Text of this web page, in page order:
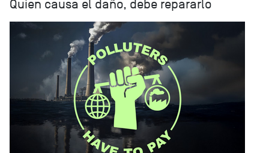
Quien causa el daño, debe repararlo